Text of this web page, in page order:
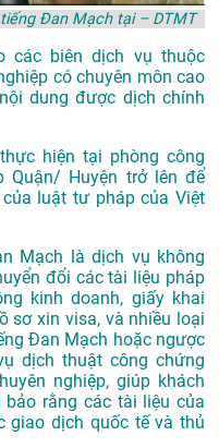
Đan Mạch tại – DTMT
các biên dịch vụ thuộc
có chuyên môn cao
dung được dịch chính
hiện tại phòng công
Quận/ Huyện trở lên để
luật tư pháp của Việt
Mạch là dịch vụ không
đổi các tài liệu pháp
kinh doanh, giấy khai
sơ xin visa, và nhiều loại
Đan Mạch hoặc ngược
dịch thuật công chứng
nghiệp, giúp khách
rằng các tài liệu của
giao dịch quốc tế và thủ